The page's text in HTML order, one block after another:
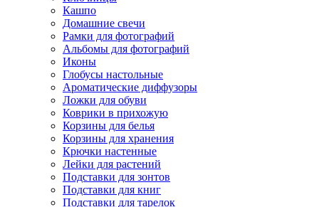
Кашпо
Домашние свечи
Рамки для фотографий
Альбомы для фотографий
Иконы
Глобусы настольные
Ароматические диффузоры
Ложки для обуви
Коврики в прихожую
Корзины для белья
Корзины для хранения
Крючки настенные
Лейки для растений
Подставки для зонтов
Подставки для книг
Подставки для тарелок